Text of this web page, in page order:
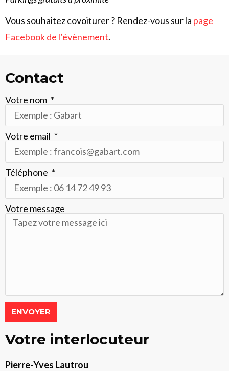
Vous souhaitez covoiturer ? Rendez-vous sur la page
Facebook de l’évènement.
Contact
Votre nom
Votre email
Téléphone
Votre message
ENVOYER
Votre interlocuteur
Pierre-Yves Lautrou